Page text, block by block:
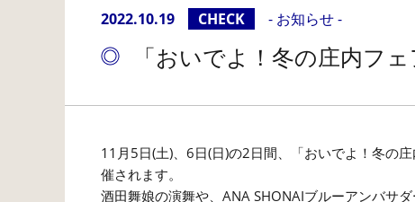
2022.10.19 CHECK - お知らせ -
「おいでよ！冬の庄内フ
11月5日(土)、6日(日)の2日間、「おいでよ！冬の
催されます。
酒田舞娘の演舞や、ANA SHONAIブルーアンバサ